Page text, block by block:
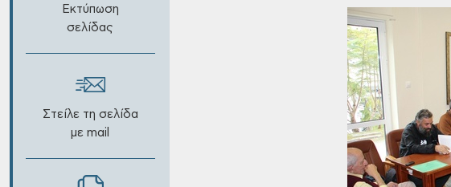
Εκτύπωση
σελίδας
Στείλε τη σελίδα
με mail